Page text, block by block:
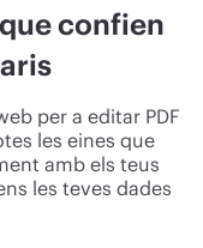
confien
per a editar PDF
les eines que
amb els teus
les teves dades